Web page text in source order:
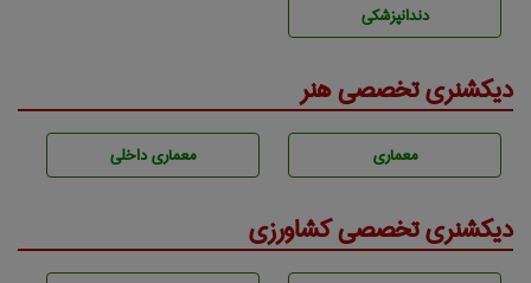
دندانپزشكی
دیکشنری تخصصی هنر
معماری معماری داخلی
دیکشنری تخصصی کشاورزی